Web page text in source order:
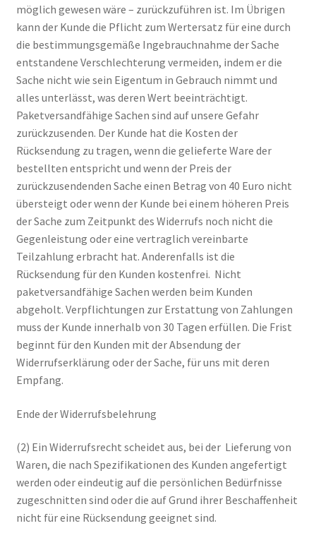
möglich gewesen wäre – zurückzuführen ist. Im Übrigen
kann der Kunde die Pflicht zum Wertersatz für eine durch
die bestimmungsgemäße Ingebrauchnahme der Sache
entstandene Verschlechterung vermeiden, indem er die
Sache nicht wie sein Eigentum in Gebrauch nimmt und
alles unterlässt, was deren Wert beeinträchtigt.
Paketversandfähige Sachen sind auf unsere Gefahr
zurückzusenden. Der Kunde hat die Kosten der
Rücksendung zu tragen, wenn die gelieferte Ware der
bestellten entspricht und wenn der Preis der
zurückzusendenden Sache einen Betrag von 40 Euro nicht
übersteigt oder wenn der Kunde bei einem höheren Preis
der Sache zum Zeitpunkt des Widerrufs noch nicht die
Gegenleistung oder eine vertraglich vereinbarte
Teilzahlung erbracht hat. Anderenfalls ist die
Rücksendung für den Kunden kostenfrei. Nicht
paketversandfähige Sachen werden beim Kunden
abgeholt. Verpflichtungen zur Erstattung von Zahlungen
muss der Kunde innerhalb von 30 Tagen erfüllen. Die Frist
beginnt für den Kunden mit der Absendung der
Widerrufserklärung oder der Sache, für uns mit deren
Empfang.
Ende der Widerrufsbelehrung
(2) Ein Widerrufsrecht scheidet aus, bei der Lieferung von
Waren, die nach Spezifikationen des Kunden angefertigt
werden oder eindeutig auf die persönlichen Bedürfnisse
zugeschnitten sind oder die auf Grund ihrer Beschaffenheit
nicht für eine Rücksendung geeignet sind.